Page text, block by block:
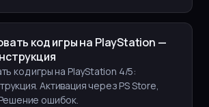
код игры на PlayStation —
код игры на PlayStation 4/5:
Активация через PS Store,
ошибок.